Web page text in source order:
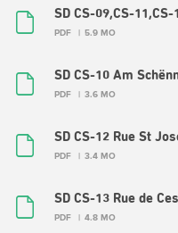
SD CS-09,CS-
PDF 5.9 MO
SD CS-10 Am
PDF 3.6 MO
SD CS-12 Rue St
PDF 3.4 MO
SD CS-13 Rue de
PDF 4.8 MO